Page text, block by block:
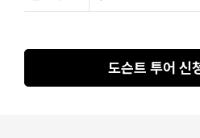
도슨트 투어 신